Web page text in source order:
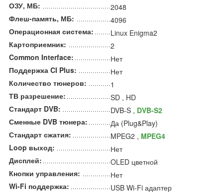
ОЗУ, МБ:
2048
Флеш-память, МБ:
4096
Операционная система:
Linux Enigma2
Картоприемник:
2
Common Interface:
Нет
Поддержка CI Plus:
Нет
Количество тюнеров:
1
ТВ разрешение:
SD , HD
Стандарт DVB:
DVB-S , DVB-S2
Сменные DVB тюнера:
Да (Plug&Play)
Стандарт сжатия:
MPEG2 , MPEG4
Loop выход:
Нет
Дисплей:
OLED цветной
Кнопки управления:
Нет
Wi-Fi поддержка:
USB Wi-Fi адаптер